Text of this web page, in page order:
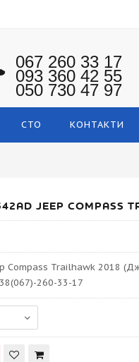
067 260 33 17
093 360 42 55
050 730 47 97
СТО КОНТАКТИ
JEEP COMPASS
Compass Trailhawk 2018
260-33-17